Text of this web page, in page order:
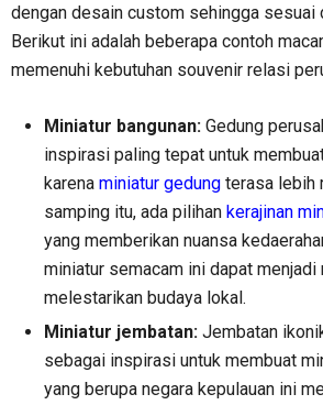
dengan desain custom sehingga sesuai
Berikut ini adalah beberapa contoh
memenuhi kebutuhan souvenir relasi
Miniatur bangunan: Gedung
inspirasi paling tepat untuk
karena miniatur gedung terasa lebih
samping itu, ada pilihan kerajinan
yang memberikan nuansa
miniatur semacam ini dapat menjadi
melestarikan budaya lokal.
Miniatur jembatan: Jembatan
sebagai inspirasi untuk membuat
yang berupa negara kepulauan ini